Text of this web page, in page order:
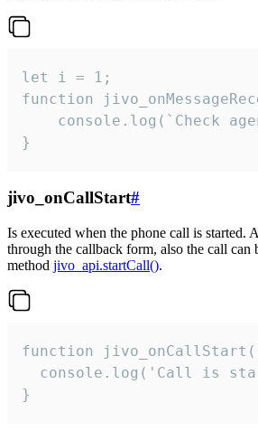
let i = 1;
function
}
jivo_onCallStart#
Is executed when the phone call is started.
through the callback form, also the call can
method jivo_api.startCall().
function
console.log('Call is
}